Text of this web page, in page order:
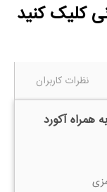
کلیک کنید
نظرات کاربران